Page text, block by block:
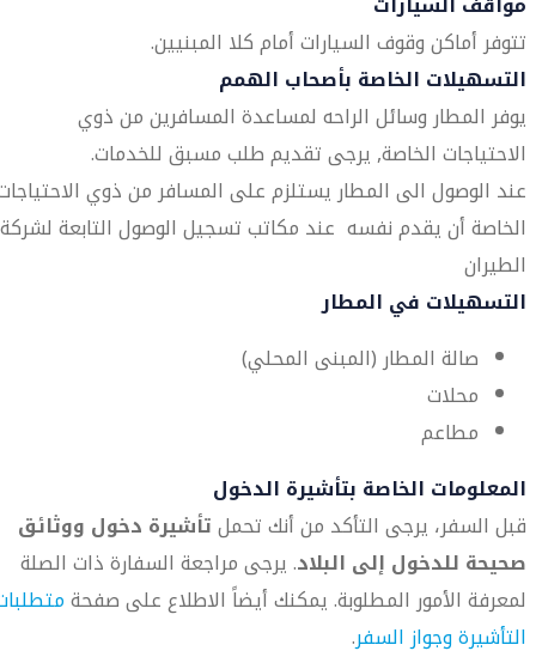
تتوفر أماكن وقوف السيارات أمام كلا المبنيين.
التسهيلات الخاصة بأصحاب الهمم
يوفر المطار وسائل الراحه لمساعدة المسافرين من ذوي
الاحتياجات الخاصة, يرجى تقديم طلب مسبق للخدمات.
عند الوصول الى المطار يستلزم على المسافر من ذوي
الخاصة أن يقدم نفسه عند مكاتب تسجيل الوصول التابعة لشركة
الطيران
التسهيلات في المطار
صالة المطار (المبنى المحلي)
محلات
مطاعم
المعلومات الخاصة بتأشيرة الدخول
قبل السفر، يرجى التأكد من أنك تحملتأشيرة دخول ووثائق
صحيحة للدخول إلى البلاد. يرجى مراجعة السفارة ذات الصلة
لمعرفة الأمور المطلوبة. يمكنك أيضاً الاطلاع على صفحة
التأشيرة وجواز السفر.